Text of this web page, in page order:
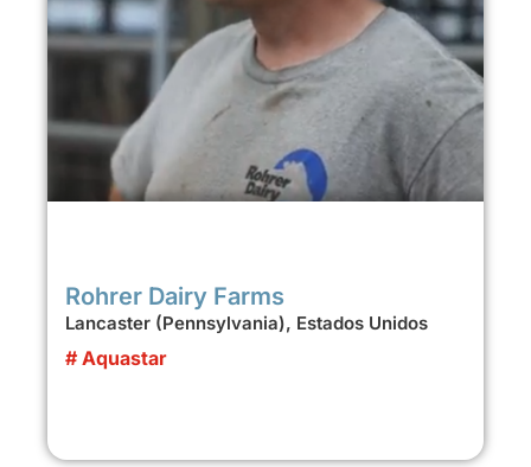
Rohrer Dairy Farms
Lancaster (Pennsylvania), Estados Unidos
# Aquastar